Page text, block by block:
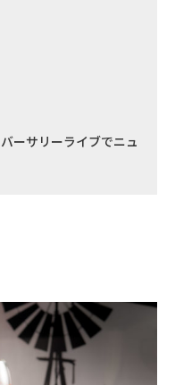
ーサリーライブでニュ